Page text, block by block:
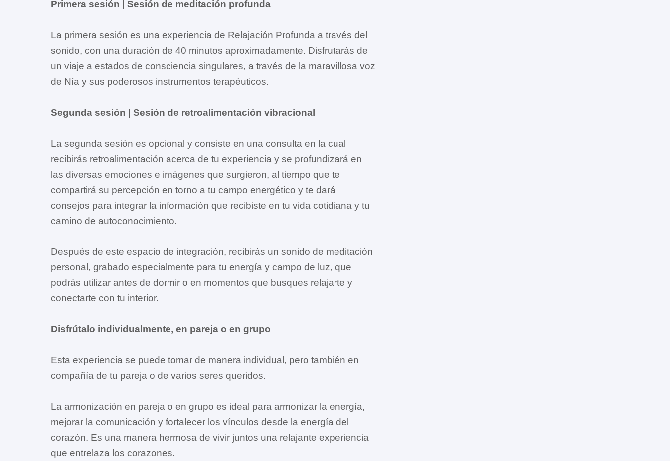
Primera sesión | Sesión de meditación profunda
La primera sesión es una experiencia de Relajación Profunda a través del
sonido, con una duración de 40 minutos aproximadamente. Disfrutarás de
un viaje a estados de consciencia singulares, a través de la maravillosa voz
de Nía y sus poderosos instrumentos terapéuticos.
Segunda sesión | Sesión de retroalimentación vibracional
La segunda sesión es opcional y consiste en una consulta en la cual
recibirás retroalimentación acerca de tu experiencia y se profundizará en
las diversas emociones e imágenes que surgieron, al tiempo que te
compartirá su percepción en torno a tu campo energético y te dará
consejos para integrar la información que recibiste en tu vida cotidiana y tu
camino de autoconocimiento.
Después de este espacio de integración, recibirás un sonido de meditación
personal, grabado especialmente para tu energía y campo de luz, que
podrás utilizar antes de dormir o en momentos que busques relajarte y
conectarte con tu interior.
Disfrútalo individualmente, en pareja o en grupo
Esta experiencia se puede tomar de manera individual, pero también en
compañía de tu pareja o de varios seres queridos.
La armonización en pareja o en grupo es ideal para armonizar la energía,
mejorar la comunicación y fortalecer los vínculos desde la energía del
corazón. Es una manera hermosa de vivir juntos una relajante experiencia
que entrelaza los corazones.